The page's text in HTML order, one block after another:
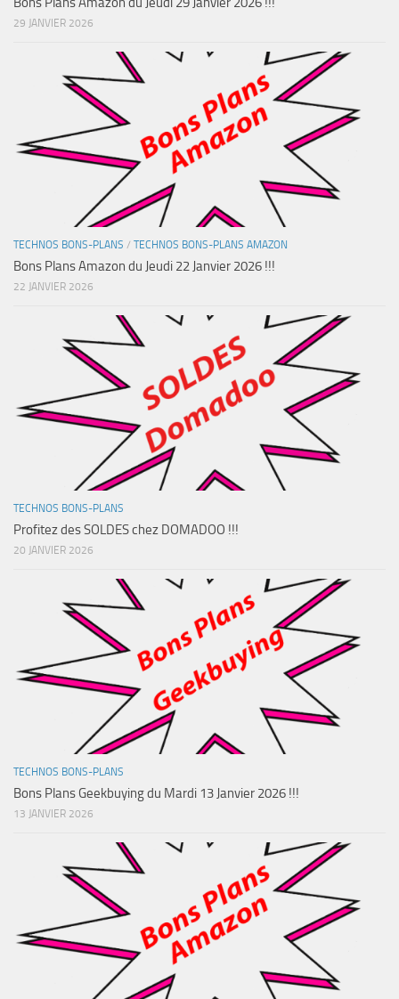
29 JANVIER 2026
TECHNOS BONS-PLANS / TECHNOS BONS-PLANS AMAZON
Bons Plans Amazon du Jeudi 22 Janvier 2026 !!!
22 JANVIER 2026
TECHNOS BONS-PLANS
Profitez des SOLDES chez DOMADOO !!!
20 JANVIER 2026
TECHNOS BONS-PLANS
Bons Plans Geekbuying du Mardi 13 Janvier 2026 !!!
13 JANVIER 2026